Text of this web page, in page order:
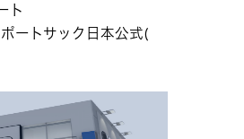
ト
ートサック日本公式(